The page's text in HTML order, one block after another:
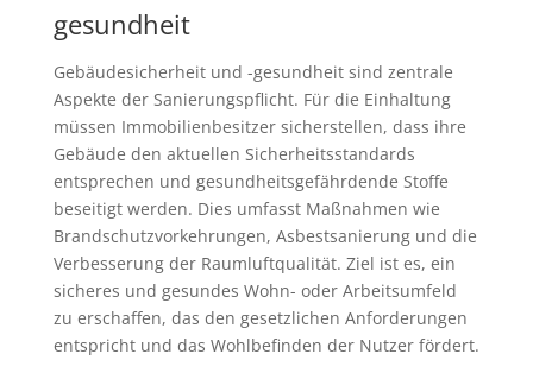
gesundheit
Gebäudesicherheit und -gesundheit sind zentrale
Aspekte der Sanierungspflicht. Für die Einhaltung
müssen Immobilienbesitzer sicherstellen, dass ihre
Gebäude den aktuellen Sicherheitsstandards
entsprechen und gesundheitsgefährdende Stoffe
beseitigt werden. Dies umfasst Maßnahmen wie
Brandschutzvorkehrungen, Asbestsanierung und die
Verbesserung der Raumluftqualität. Ziel ist es, ein
sicheres und gesundes Wohn- oder Arbeitsumfeld
zu erschaffen, das den gesetzlichen Anforderungen
entspricht und das Wohlbefinden der Nutzer fördert.